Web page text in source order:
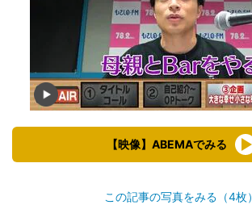
【映像】ABEMAでみる
この記事の写真をみる（4枚）